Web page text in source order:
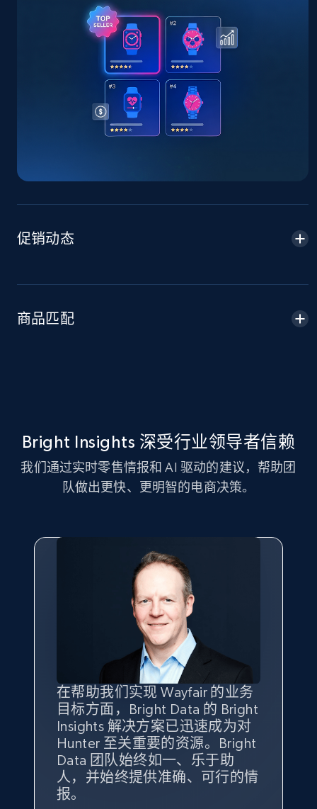
TikTok Shop - Collect TikTok shop products
by keywords search
URL, Title, Available, Description, Currency, Initial
price, Final price, Discount percent, and more.
668+
price, Final price, Discount percent, and more.
5.4K+
Amazon sellers info
URL, Product id, Title, Seller name, Seller rating,
Seller reviews, Breadcrumbs, Root category, and
eBay - Gather data on products using
URL, Product id, Title, Seller name, Seller rating,
Seller reviews, Breadcrumbs, Root category, and
more.
2.5K+ 359+ 立即开始
eBay - Collect products from shops on eBay
促销动态
商品匹配
Bright Insights 深受行业领导者信赖
我们通过实时零售情报和 AI 驱动的建议，帮助团
队做出更快、更明智的电商决策。
在帮助我们实现 Wayfair 的业务
目标方面，Bright Data 的 Bright
Insights 解决方案已迅速成为对
Hunter 至关重要的资源。Bright
Data 团队始终如一、乐于助
人，并始终提供准确、可行的情
报。
Bright Insights 的数据极大地支
持了我们公司的目标。每个产品
类别的市场份额帮助我们以主要
竞争对手为基准，而供应商的销
售情况则从战术上帮助我们的营
销团队扩大产品种类。
我们之所以选择 Bright
Insights，是因为它能够跟踪销
售情况，并绘制对我们业务至关
重要的竞争产品类别图。
Yael Fridman
Keter 的市场总监
借助 Bright Data 的解决方案，
我们获得了对市场领域、产品、
竞争格局以及消费者行为趋势的
独特且全面的洞察。
Beverly Taylor
Kingston Brass, Inc. 商品规划总监